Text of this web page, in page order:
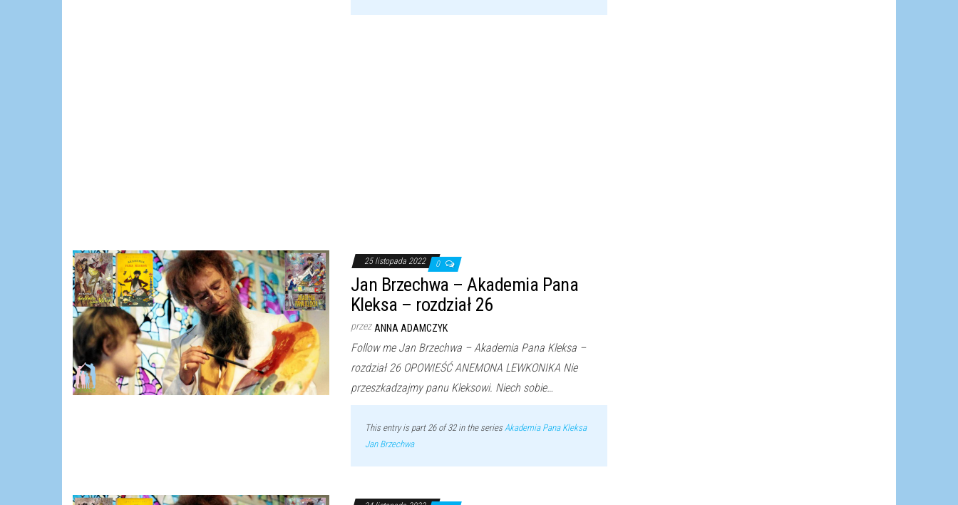
25 listopada 2022 0
Jan Brzechwa – Akademia Pana
Kleksa – rozdział 26
przez ANNA ADAMCZYK
Follow me Jan Brzechwa – Akademia Pana Kleksa –
rozdział 26 OPOWIEŚĆ ANEMONA LEWKONIKA Nie
przeszkadzajmy panu Kleksowi. Niech sobie…
This entry is part 26 of 32 in the seriesAkademia Pana Kleksa
Jan Brzechwa